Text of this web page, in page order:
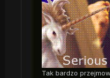
Tak bardzo